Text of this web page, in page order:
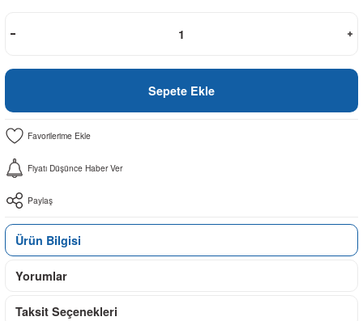
Sepete Ekle
Fiyatı Düşünce Haber Ver
Paylaş
Ürün Bilgisi
Yorumlar
Taksit Seçenekleri